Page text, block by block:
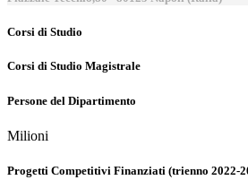
Corsi di Studio
Corsi di Studio Magistrale
Persone del Dipartimento
Milioni
Progetti Competitivi Finanziati (trienno 2022-